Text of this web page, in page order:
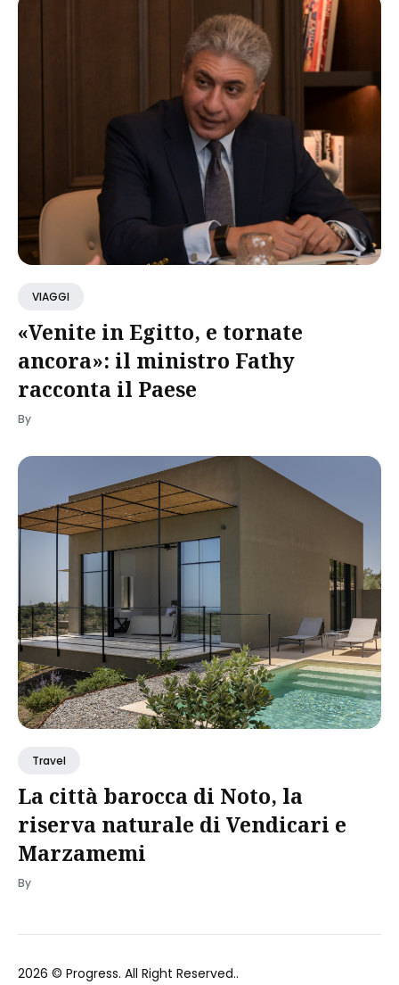
VIAGGI
«Venite in Egitto, e tornate
ancora»: il ministro Fathy
racconta il Paese
By
Travel
La città barocca di Noto, la
riserva naturale di Vendicari e
Marzamemi
By
2026 © Progress. All Right Reserved..